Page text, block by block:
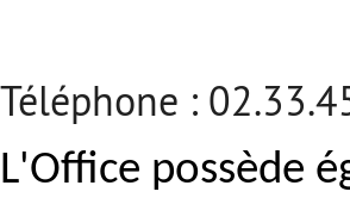
Téléphone :
L'Office possède